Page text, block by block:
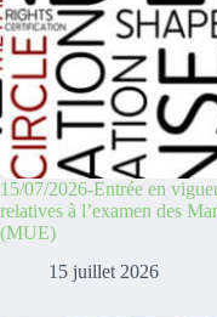
15/07/2026-Entrée en
relatives à l’examen des
(MUE)
15 juillet 2026